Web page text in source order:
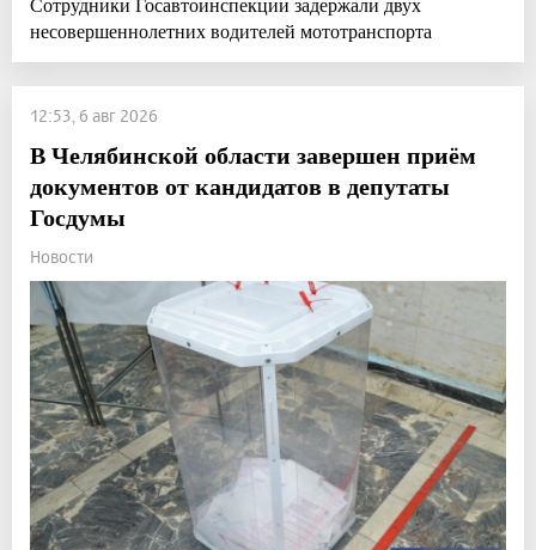
несовершеннолетних водителей мототранспорта
12:53, 6 авг 2026
В Челябинской области завершен приём
документов от кандидатов в депутаты
Госдумы
Новости